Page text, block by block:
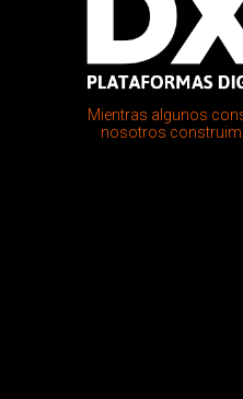
Mientras algunos
nosotros